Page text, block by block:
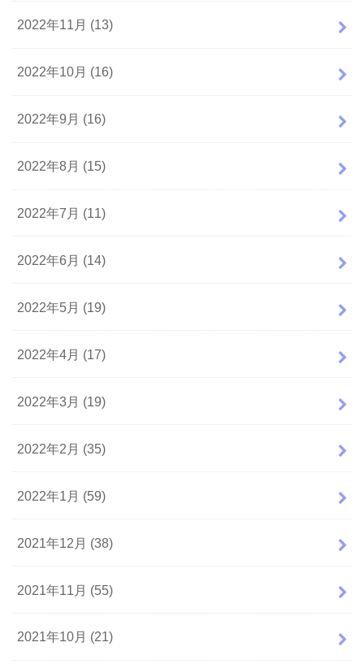
2022年11月 (13)
2022年10月 (16)
2022年9月 (16)
2022年8月 (15)
2022年7月 (11)
2022年6月 (14)
2022年5月 (19)
2022年4月 (17)
2022年3月 (19)
2022年2月 (35)
2022年1月 (59)
2021年12月 (38)
2021年11月 (55)
2021年10月 (21)